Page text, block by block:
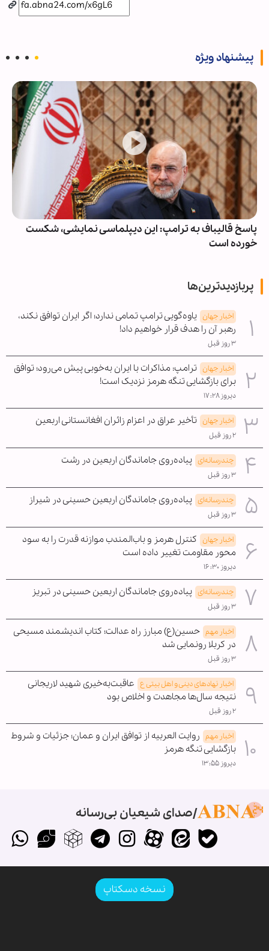
پیشنهاد ویژه
پاسخ قالیباف به ترامپ: این دیپلماسی نمایشی، شکست
خورده است
پربازدیدترین‌ها
اخبار جهان یاوه‌گویی ترامپ تمامی ندارد؛ اگر ایران توافق نکند،
رهبر آن را هدف قرار خواهیم داد!
۳ روز قبل
اخبار جهان ترامپ: مذاکرات با ایران به‌خوبی پیش می‌رود؛ توافق
برای بازگشایی تنگه هرمز نزدیک است!
دیروز ۱۷:۲۸
اخبار جهان تأخیر عراق در اعزام زائران افغانستانی اربعین
۲ روز قبل
چندرسانه‌ای پیاده‌روی جاماندگان اربعین در رشت
۳ روز قبل
چندرسانه‌ای پیاده‌روی جاماندگان اربعین حسینی در شیراز
۳ روز قبل
اخبار جهان کنترل هرمز و باب‌المندب موازنه قدرت را به سود
محور مقاومت تغییر داده است
دیروز ۱۶:۳۰
چندرسانه‌ای پیاده‌روی جاماندگان اربعین حسینی در تبریز
۳ روز قبل
اخبار مهم حسین(ع) مبارز راه عدالت؛ کتاب اندیشمند مسیحی
در کربلا رونمایی شد
۳ روز قبل
اخبار نهادهای دینی و اهل بیتی ع عاقبت‌به‌خیری شهید لاریجانی
نتیجه سال‌ها مجاهدت و اخلاص بود
۲ روز قبل
اخبار مهم روایت العربیه از توافق ایران و عمان؛ جزئیات و شروط
بازگشایی تنگه هرمز
دیروز ۱۳:۵۵
صدای شیعیان بی‌رسانه
نسخه دسکتاپ